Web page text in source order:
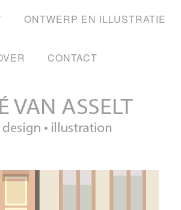
ONTWERP EN ILLUSTRATIE
CONTACT